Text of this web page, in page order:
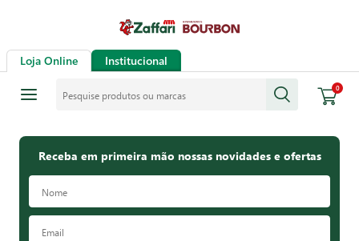
Loja Online Institucional
0
Receba em primeira mão nossas novidades e ofertas